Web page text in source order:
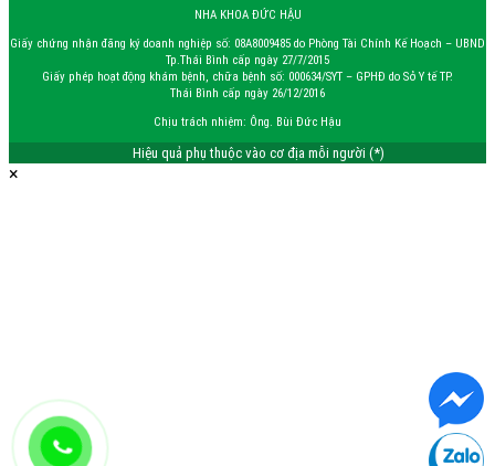
NHA KHOA ĐỨC HẬU
Giấy chứng nhận đăng ký doanh nghiệp số: 08A8009485 do Phòng Tài Chính Kế Hoạch – UBND
Tp.Thái Bình cấp ngày 27/7/2015
Giấy phép hoạt động khám bệnh, chữa bệnh số: 000634/SYT – GPHĐ do Sở Y tế TP.
Thái Bình cấp ngày 26/12/2016
Chịu trách nhiệm: Ông. Bùi Đức Hậu
Hiệu quả phụ thuộc vào cơ địa mỗi người (*)
×